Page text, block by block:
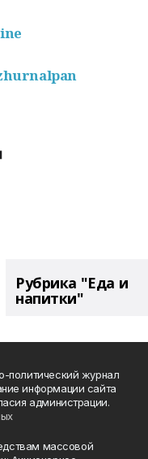
Рубрика "Еда и
напитки"
политический журнал
информации сайта
администрации.
массовой